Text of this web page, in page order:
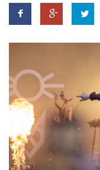
GLOBOTV BP
HÍR3D
TROPICALMAGAZIN
GLOBOTV